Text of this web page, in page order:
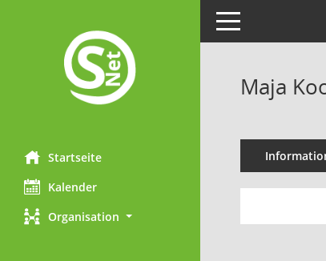
Startseite
Kalender
Organisation
Toggle navigation
Maja